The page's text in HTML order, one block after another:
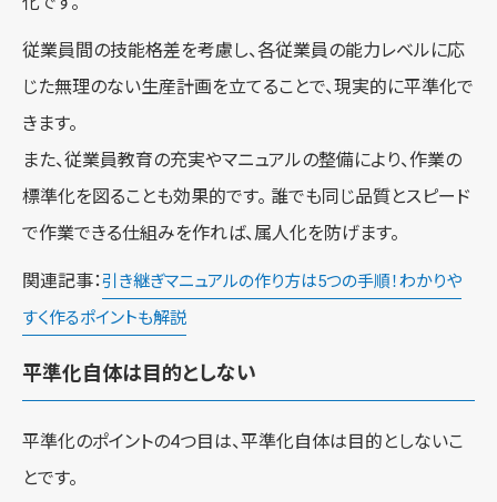
従業員間の技能格差を考慮し、各従業員の能力レベルに応
じた無理のない生産計画を立てることで、現実的に平準化で
きます。
また、従業員教育の充実やマニュアルの整備により、作業の
標準化を図ることも効果的です。 誰でも同じ品質とスピード
で作業できる仕組みを作れば、属人化を防げます。
関連記事：引き継ぎマニュアルの作り方は5つの手順！わかりや
すく作るポイントも解説
平準化自体は目的としない
平準化のポイントの4つ目は、平準化自体は目的としないこ
とです。